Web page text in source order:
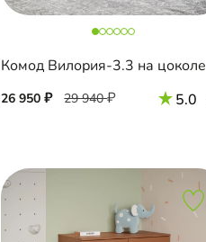
Комод Вилория-3.3 на цоколе
26 950 29 940 5.0